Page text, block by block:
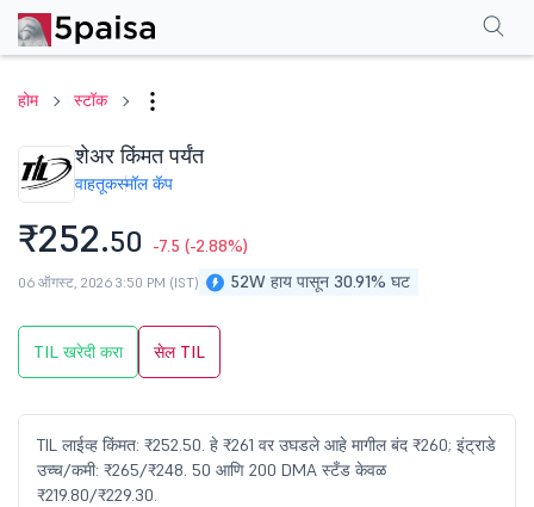
होम स्टॉक
शेअर किंमत पर्यंत
वाहतूकस्मॉल कॅप
₹252.50 -7.5 (-2.88%)
52W हाय पासून 30.91% घट
06 ऑगस्ट, 2026 3:50 PM (IST)
TIL खरेदी करा सेल TIL
TIL लाईव्ह किंमत: ₹252.50. हे ₹261 वर उघडले आहे मागील बंद ₹260; इंट्राडे
उच्च/कमी: ₹265/₹248. 50 आणि 200 DMA स्टँड केवळ
₹219.80/₹229.30.
परफॉर्मन्सफायनान्शियल्स एफएक्यू